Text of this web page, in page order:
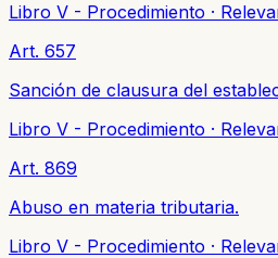
Libro V - Procedimiento ·
Art. 657
Sanción de clausura del
Libro V - Procedimiento ·
Art. 869
Abuso en materia tributaria.
Libro V - Procedimiento ·